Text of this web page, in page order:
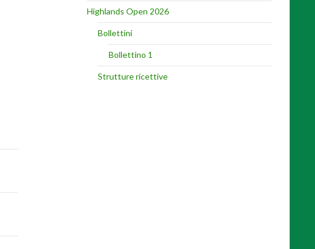
Highlands Open 2026
Bollettini
Bollettino 1
Strutture ricettive